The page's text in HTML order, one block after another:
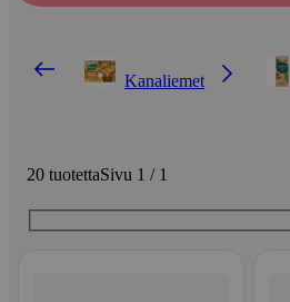
Kanaliemet
20 tuotettaSivu 1 / 1